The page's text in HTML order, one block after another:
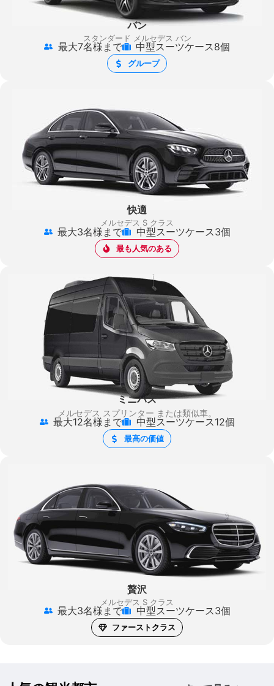
バン
スタンダード メルセデス バン
最大7名様まで 中型スーツケース8個
グループ
快適
メルセデス S クラス
最大3名様まで 中型スーツケース3個
最も人気のある
ミニバス
メルセデス スプリンター または類似車。
最大12名様まで 中型スーツケース12個
最高の価値
贅沢
メルセデス S クラス
最大3名様まで 中型スーツケース3個
ファーストクラス